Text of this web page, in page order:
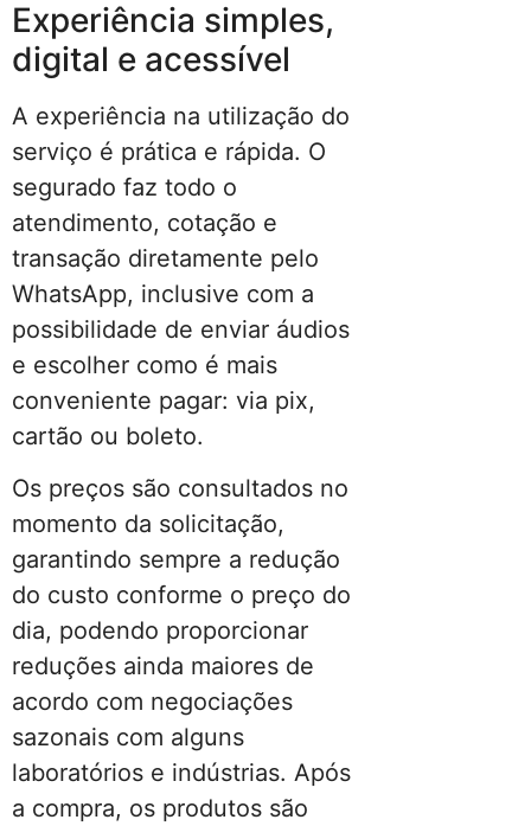
Experiência simples,
digital e acessível
A experiência na utilização do
serviço é prática e rápida. O
segurado faz todo o
atendimento, cotação e
transação diretamente pelo
WhatsApp, inclusive com a
possibilidade de enviar áudios
e escolher como é mais
conveniente pagar: via pix,
cartão ou boleto.
Os preços são consultados no
momento da solicitação,
garantindo sempre a redução
do custo conforme o preço do
dia, podendo proporcionar
reduções ainda maiores de
acordo com negociações
sazonais com alguns
laboratórios e indústrias. Após
a compra, os produtos são